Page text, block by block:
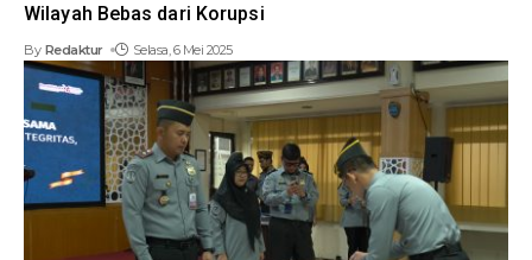
Wilayah Bebas dari Korupsi
By Redaktur Selasa, 6 Mei 2025